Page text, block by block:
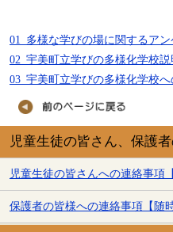
児童生徒の皆さん、保護
児童生徒の皆さんへの連絡事項
保護者の皆様への連絡事項【随
01_多様な学びの場に関するア
02_宇美町立学びの多様化学校
03_宇美町立学びの多様化学校